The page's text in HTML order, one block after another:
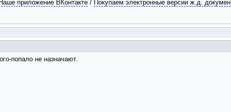
Наше приложение ВКонтакте / Покупаем электронные версии ж.д.
попало не назначают.